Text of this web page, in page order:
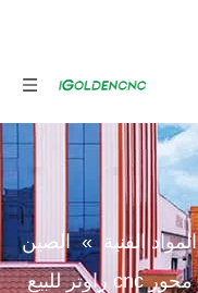
المواد الفنية » الصين